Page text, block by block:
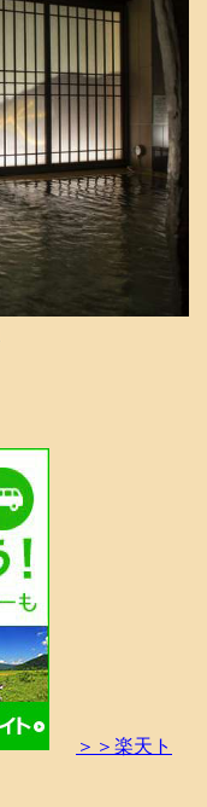
＞＞楽天ト